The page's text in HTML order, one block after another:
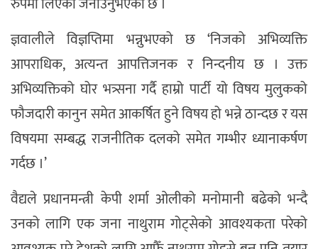
ज्ञवालीले विज्ञप्तिमा भन्नुभएको छ ‘निजको अभिव्यक्ति
आपराधिक, अत्यन्त आपत्तिजनक र निन्दनीय छ । उक्त
अभिव्यक्तिको घोर भत्र्सना गर्दै हाम्रो पार्टी यो विषय मुलुकको
फौजदारी कानुन समेत आकर्षित हुने विषय हो भन्ने ठान्दछ र यस
विषयमा सम्बद्ध राजनीतिक दलको समेत गम्भीर ध्यानाकर्षण
गर्दछ ।’
वैद्यले प्रधानमन्त्री केपी शर्मा ओलीको मनोमानी बढेको भन्दै
उनको लागि एक जना नाथुराम गोट्सेको आवश्यकता परेको